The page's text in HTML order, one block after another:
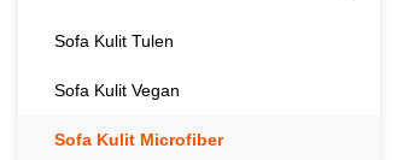
Sofa Kulit Tulen
Sofa Kulit Vegan
Sofa Kulit Microfiber